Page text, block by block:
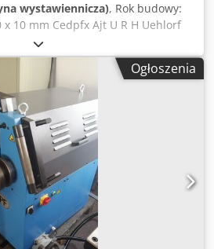
wystawiennicza), Rok budowy:
x 10 mm Cedpfx Ajt U R H Uehlorf
80 x 15 mm Stal kątowa 50 mm
Średnica surowa maks. 1 1/2"
30,0 mm Waga 0,185 tony
x 1350 mm Materiał kwadratowy
2,0 mm Całkowite
0,75 kW Jednostka
- Rama podstawy maszyny -
rolki (dzielone) -
i pionowego
Ogłoszenia